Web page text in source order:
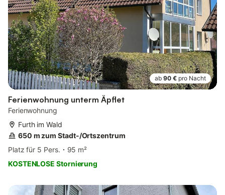
ab 90 € pro Nacht
Ferienwohnung unterm Äpflet
Ferienwohnung
Furth im Wald
650 m zum Stadt-/Ortszentrum
Platz für 5 Pers.
95 m²
KOSTENLOSE Stornierung